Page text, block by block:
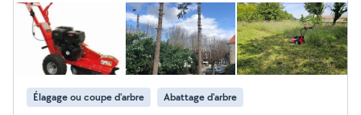
Élagage ou coupe d'arbre Abattage d'arbre